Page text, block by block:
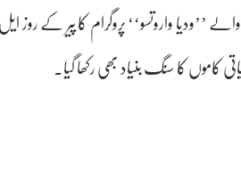
اہتمام 11 تا 17 مئی منعقد ہونے والے ’’ودیا واروتسو‘‘ پروگرام